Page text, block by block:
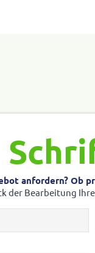
anfor­dern?
der Bear­bei­tung